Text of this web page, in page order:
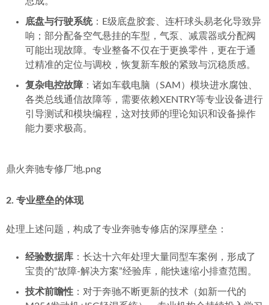
底盘与行驶系统：E级底盘胶套、连杆球头易老化导致异
响；部分配备空气悬挂的车型，气泵、减震器或分配阀
可能出现故障。专业整备不仅在于更换零件，更在于通
过精准的定位与调校，恢复新车般的紧致与沉稳质感。
复杂电控故障 ：诸如车载电脑（SAM）模块进水腐蚀、
各类总线通信故障等，需要依赖XENTRY等专业设备进行
引导测试和模块编程，这对技师的理论知识和设备操作
能力要求极高。